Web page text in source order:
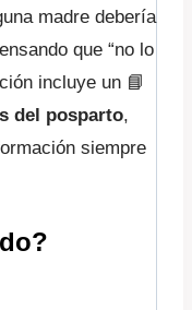
madre debería
que “no lo
incluye un 📘
del posparto,
siempre